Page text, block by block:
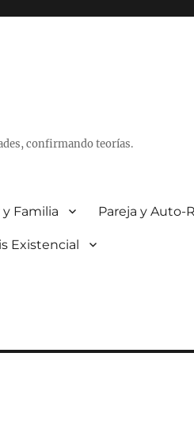
confirmando teorías.
Familia Pareja y Auto-
Existencial